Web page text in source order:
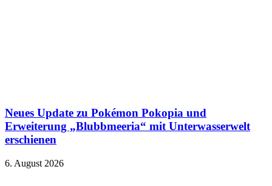
Neues Update zu Pokémon Pokopia und
Erweiterung „Blubbmeeria“ mit Unterwasserwelt
erschienen
6. August 2026